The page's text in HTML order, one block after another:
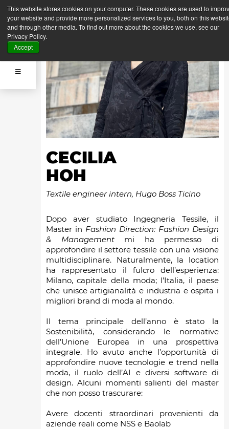
This website stores cookies on your computer. These cookies are used to
your website and provide more personalized services to you, both on this
and through other media. To find out more about the cookies we use, see our
Privacy Policy.
Accept
CECILIA
HOH
Textile engineer intern, Hugo Boss Ticino
Dopo aver studiato Ingegneria Tessile, il
Master in Fashion Direction: Fashion Design
& Managementmi ha permesso di
approfondire il settore tessile con una visione
multidisciplinare. Naturalmente, la location
ha rappresentato il fulcro dell’esperienza:
Milano, capitale della moda; l’Italia, il paese
che unisce artigianalità e industria e ospita i
migliori brand di moda al mondo.
Il tema principale dell’anno è stato la
Sostenibilità, considerando le normative
dell’Unione Europea in una prospettiva
integrale. Ho avuto anche l’opportunità di
approfondire nuove tecnologie e trend nella
moda, il ruolo dell’AI e diversi software di
design. Alcuni momenti salienti del master
che non posso trascurare:
Avere docenti straordinari provenienti da
aziende reali come NSS e Baolab